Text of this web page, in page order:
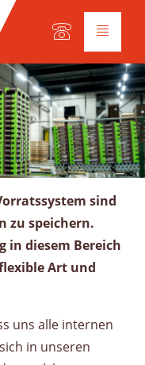
EN NL
sind
zu speichern.
in diesem Bereich
Art und
uns alle internen
in unseren